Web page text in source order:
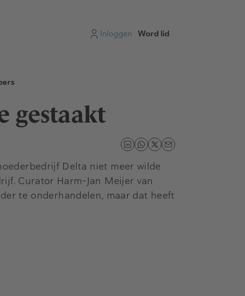
Inloggen Word lid
gestaakt
Delta niet meer wilde
Curator Harm-Jan Meijer van
te onderhandelen, maar dat heeft